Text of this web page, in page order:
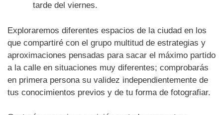
tarde del viernes.
Exploraremos diferentes espacios de la ciudad en los
que compartiré con el grupo multitud de estrategias y
aproximaciones pensadas para sacar el máximo partido
a la calle en situaciones muy diferentes; comprobarás
en primera persona su validez independientemente de
tus conocimientos previos y de tu forma de fotografiar.